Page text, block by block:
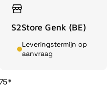
S2Store Genk (BE)
Leveringstermijn op
aanvraag